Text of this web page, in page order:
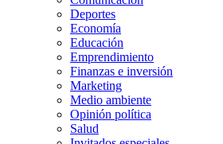
Deportes
Economía
Educación
Emprendimiento
Finanzas e inversión
Marketing
Medio ambiente
Opinión política
Salud